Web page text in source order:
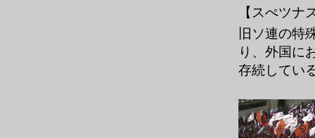
【スぺツナ
旧ソ連の特
り、外国に
存続してい